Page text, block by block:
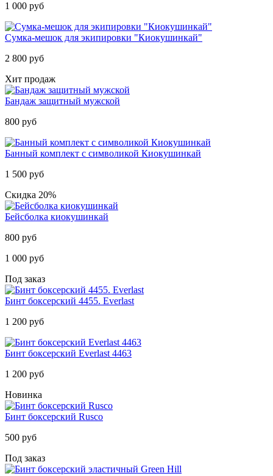
1 000 руб
Cумка-мешок для экипировки "Киокушинкай"
2 800 руб
Хит продаж
Бандаж защитный мужской
800 руб
Банный комплект с символикой Киокушинкай
1 500 руб
Скидка 20%
Бейсболка киокушинкай
800 руб
1 000 руб
Под заказ
Бинт боксерский 4455. Everlast
1 200 руб
Бинт боксерский Everlast 4463
1 200 руб
Новинка
Бинт боксерский Rusco
500 руб
Под заказ